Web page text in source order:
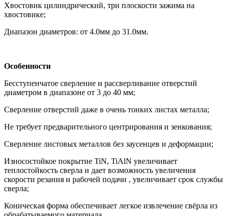
Хвостовик цилиндрический, три плоскости зажима на
хвостовике;
Диапазон диаметров: от 4.0мм до 31.0мм.
Особенности
Бесступенчатое сверление и рассверливание отверстий
диаметром в диапазоне от 3 до 40 мм;
Сверление отверстий даже в очень тонких листах металла;
Не требует предварительного центрирования и зенкования;
Сверление листовых металлов без заусенцев и деформации;
Износостойкое покрытие TiN, TiAlN увеличивает
теплостойкость сверла и дает возможность увеличения
скорости резания и рабочей подачи , увеличивает срок службы
сверла;
Коническая форма обеспечивает легкое извлечение свёрла из